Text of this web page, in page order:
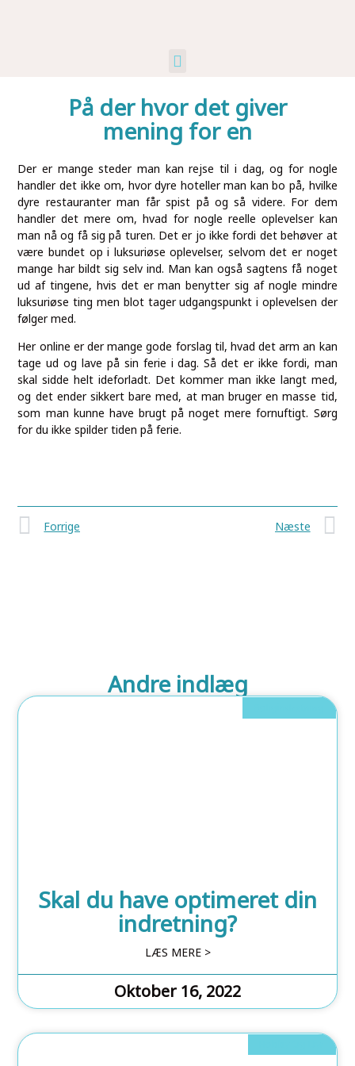
På der hvor det giver
mening for en
Der er mange steder man kan rejse til i dag, og for nogle
handler det ikke om, hvor dyre hoteller man kan bo på, hvilke
dyre restauranter man får spist på og så videre. For dem
handler det mere om, hvad for nogle reelle oplevelser kan
man nå og få sig på turen. Det er jo ikke fordi det behøver at
være bundet op i luksuriøse oplevelser, selvom det er noget
mange har bildt sig selv ind. Man kan også sagtens få noget
ud af tingene, hvis det er man benytter sig af nogle mindre
luksuriøse ting men blot tager udgangspunkt i oplevelsen der
følger med.
Her online er der mange gode forslag til, hvad det arm an kan
tage ud og lave på sin ferie i dag. Så det er ikke fordi, man
skal sidde helt ideforladt. Det kommer man ikke langt med,
og det ender sikkert bare med, at man bruger en masse tid,
som man kunne have brugt på noget mere fornuftigt. Sørg
for du ikke spilder tiden på ferie.
Forrige Næste
Andre indlæg
Skal du have optimeret din
indretning?
LÆS MERE >
Oktober 16, 2022